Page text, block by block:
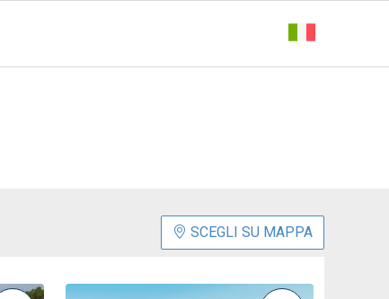
SCEGLI SU MAPPA